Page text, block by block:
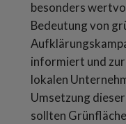
besonders
Bedeutung von
informiert und
lokalen
Umsetzung
sollten